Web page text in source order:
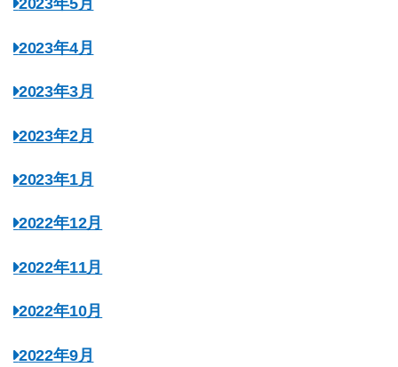
2023年5月
2023年4月
2023年3月
2023年2月
2023年1月
2022年12月
2022年11月
2022年10月
2022年9月